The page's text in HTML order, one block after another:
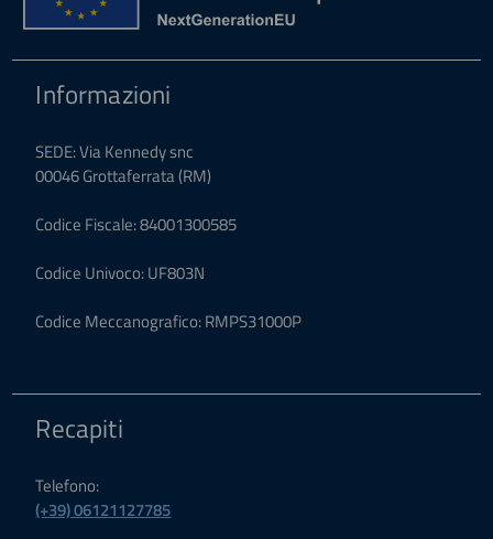
Informazioni
SEDE: Via Kennedy snc
00046 Grottaferrata (RM)
Codice Fiscale: 84001300585
Codice Univoco: UF803N
Codice Meccanografico: RMPS31000P
Recapiti
Telefono:
(+39) 06121127785